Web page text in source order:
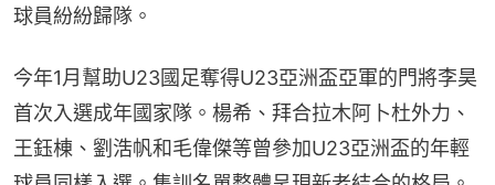
球員紛紛歸隊。
今年1月幫助U23國足奪得U23亞洲盃亞軍的門將李昊
首次入選成年國家隊。楊希、拜合拉木阿卜杜外力、
王鈺棟、劉浩帆和毛偉傑等曾參加U23亞洲盃的年輕